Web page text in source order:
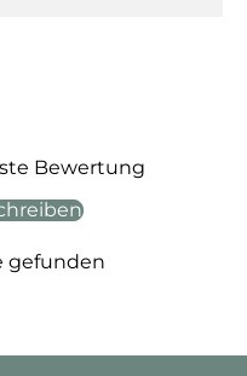
Bewertung
gefunden